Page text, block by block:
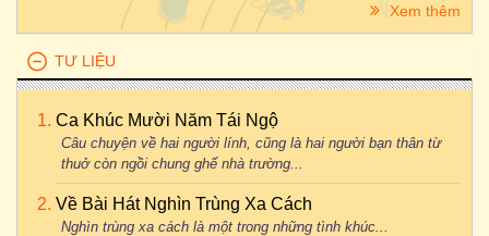
Xem thêm
TƯ LIỆU
Ca Khúc Mười Năm Tái Ngộ
Câu chuyện về hai người lính, cũng là hai người bạn thân từ
thuở còn ngồi chung ghế nhà trường...
Về Bài Hát Nghìn Trùng Xa Cách
Nghìn trùng xa cách là một trong những tình khúc...